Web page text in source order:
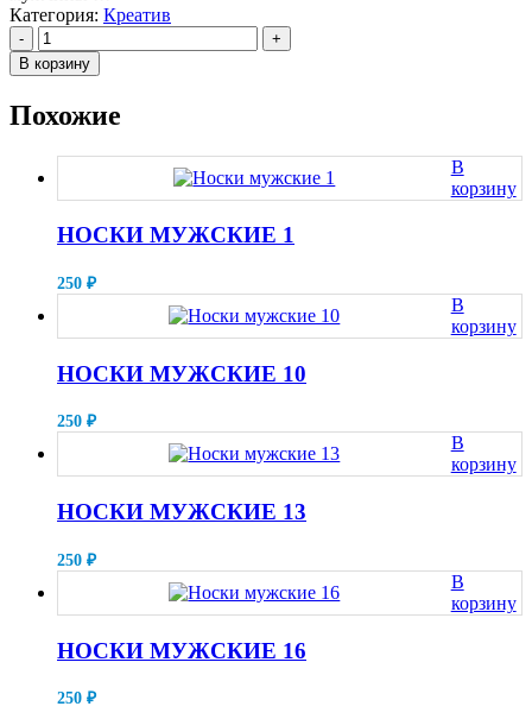
Категория: Креатив
-
+
В корзину
Похожие
В
корзину
НОСКИ МУЖСКИЕ 1
250 ₽
В
корзину
НОСКИ МУЖСКИЕ 10
250 ₽
В
корзину
НОСКИ МУЖСКИЕ 13
250 ₽
В
корзину
НОСКИ МУЖСКИЕ 16
250 ₽